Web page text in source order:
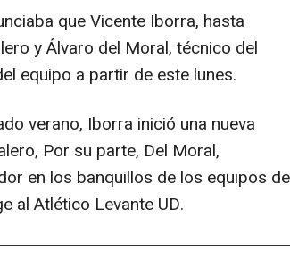
que Vicente Iborra, hasta
y Álvaro del Moral, técnico del
equipo a partir de este lunes.
verano, Iborra inició una nueva
Por su parte, Del Moral,
en los banquillos de los equipos de
al Atlético Levante UD.